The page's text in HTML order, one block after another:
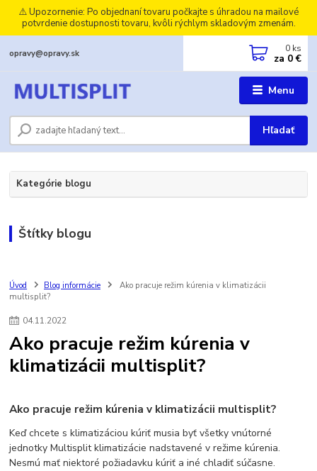
⚠️ Upozornenie: Po objednaní tovaru počkajte s úhradou na mailové
potvrdenie dostupnosti tovaru, kvôli rýchlym skladovým zmenám.
Menu
Hľadať
opravy@opravy.sk 0 ks
za 0 €
Kategórie blogu
Štítky blogu
Úvod Blog informácie
Ako pracuje režim kúrenia v klimatizácii
multisplit?
04.11.2022
Ako pracuje režim kúrenia v
klimatizácii multisplit?
Ako pracuje režim kúrenia v klimatizácii multisplit?
Keď chcete s klimatizáciou kúriť musia byť všetky vnútorné
jednotky Multisplit klimatizácie nadstavené v režime kúrenia.
Nesmú mať niektoré požiadavku kúriť a iné chladiť súčasne.